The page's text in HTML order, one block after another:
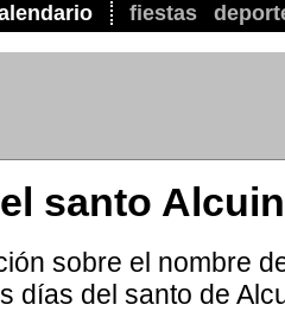
fiestas
santo
sobre el nombre
días del santo de